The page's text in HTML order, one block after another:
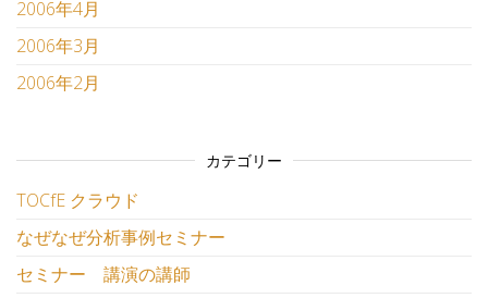
2006年4月
2006年3月
2006年2月
カテゴリー
TOCfE クラウド
なぜなぜ分析事例セミナー
セミナー 講演の講師